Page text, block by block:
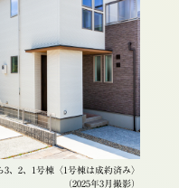
3、2、1号棟〈1号棟は成約済み〉
（2025年3月撮影）